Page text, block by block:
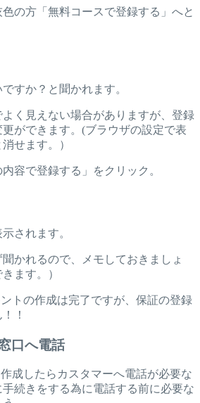
の方「無料コースで登録する」へと
すか？と聞かれます。
く見えない場合がありますが、登録
ができます。(ブラウザの設定で表
せます。）
容で登録する」をクリック。
されます。
かれるので、メモしておきましょ
ます。）
トの作成は完了ですが、保証の登録
！
口へ電話
成したらカスタマーへ電話が必要な
続きをする為に電話する前に必要な